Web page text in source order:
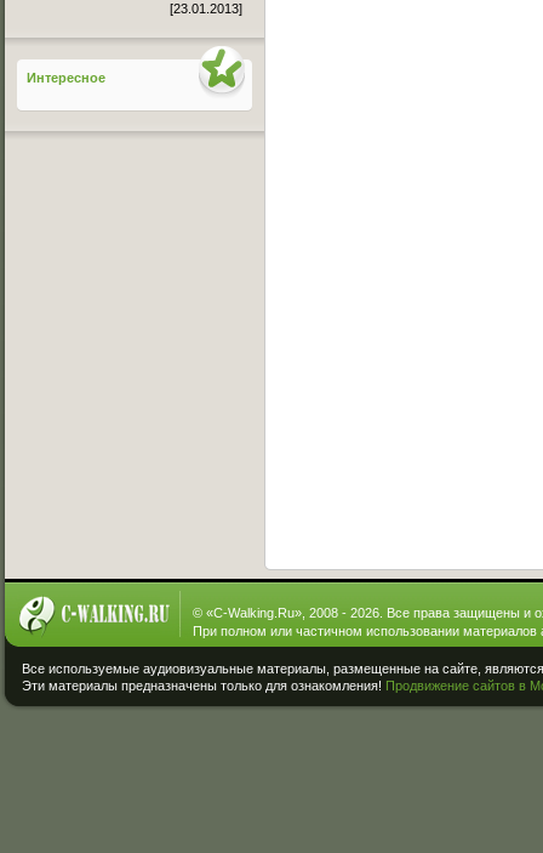
[23.01.2013]
Интересное
© «C-Walking.Ru», 2008 - 2026. Все права защищены и
При полном или частичном использовании материалов
Все используемые аудиовизуальные материалы, размещенные на сайте,
Эти материалы предназначены только для ознакомления! Продвижение сайтов в